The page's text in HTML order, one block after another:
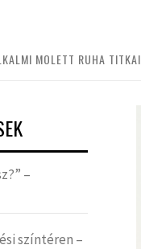
MOLETT RUHA TITKAI
–
színtéren –